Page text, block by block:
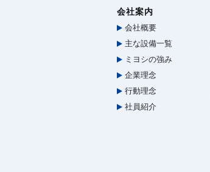
会社案内
会社概要
主な設備一覧
ミヨシの強み
企業理念
行動理念
社員紹介